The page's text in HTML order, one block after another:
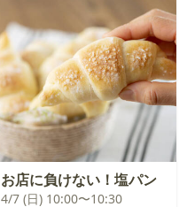
お店に負けない！塩パン
4/7 (日) 10:00〜10:30